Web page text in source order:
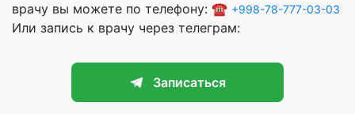
врачу вы можете по телефону: ☎️ +998-78-777-03-03
Или запись к врачу через телеграм:
Записаться